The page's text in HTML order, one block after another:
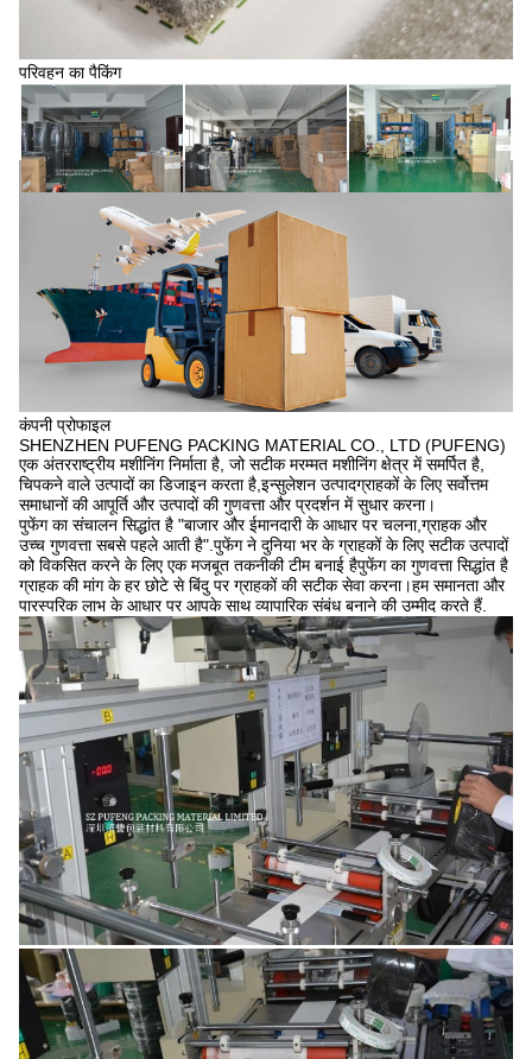
परिवहन का पैकिंग
कंपनी प्रोफाइल
SHENZHEN PUFENG PACKING MATERIAL CO., LTD (PUFENG)
एक अंतरराष्ट्रीय मशीनिंग निर्माता है, जो सटीक मरम्मत मशीनिंग क्षेत्र में समर्पित है,
चिपकने वाले उत्पादों का डिजाइन करता है,इन्सुलेशन उत्पादग्राहकों के लिए सर्वोत्तम
समाधानों की आपूर्ति और उत्पादों की गुणवत्ता और प्रदर्शन में सुधार करना।
पुफेंग का संचालन सिद्धांत है "बाजार और ईमानदारी के आधार पर चलना,ग्राहक और
उच्च गुणवत्ता सबसे पहले आती है".पुफेंग ने दुनिया भर के ग्राहकों के लिए सटीक उत्पादों
को विकसित करने के लिए एक मजबूत तकनीकी टीम बनाई हैपुफेंग का गुणवत्ता सिद्धांत है
ग्राहक की मांग के हर छोटे से बिंदु पर ग्राहकों की सटीक सेवा करना।हम समानता और
पारस्परिक लाभ के आधार पर आपके साथ व्यापारिक संबंध बनाने की उम्मीद करते हैं.